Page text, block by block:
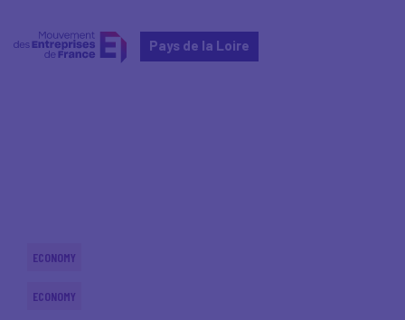
Pays de la Loire
ECONOMY
ECONOMY